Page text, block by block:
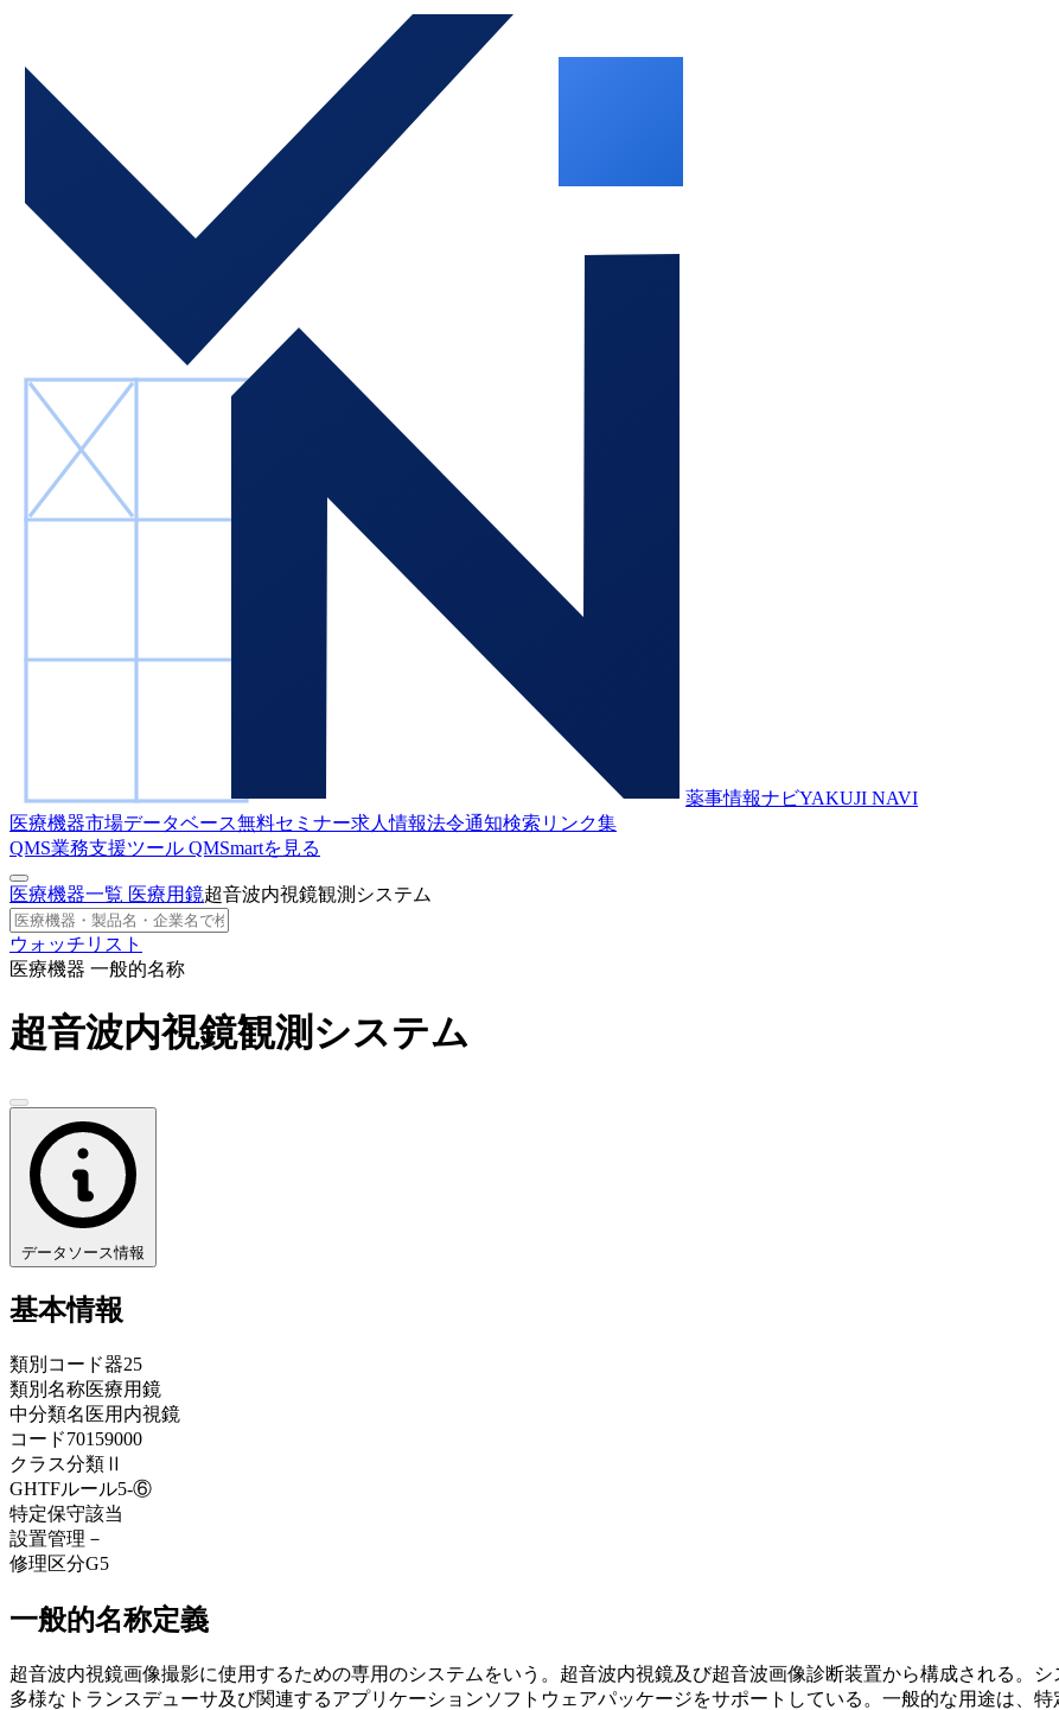
薬事情報ナビYAKUJI NAVI
医療機器市場データベース無料セミナー求人情報法令通知検索 リンク集
QMS業務支援ツール QMSmartを見る
医療機器一覧 医療用鏡超音波内視鏡観測システム
ウォッチリスト
医療機器 一般的名称
超音波内視鏡観測システム
データソース情報
基本情報
類別コード器25
類別名称医療用鏡
中分類名 医用内視鏡
コード70159000
クラス分類 Ⅱ
GHTFルール5-⑥
特定保守該当
設置管理 －
修理区分G5
一般的名称定義
超音波内視鏡画像撮影に使用するための専用のシステムをいう。超音波内視鏡及び超音波画像診断装置から構成される。
多様なトランスデューサ及び関連するアプリケーションソフトウェアパッケージをサポートしている。一般的な用途は、